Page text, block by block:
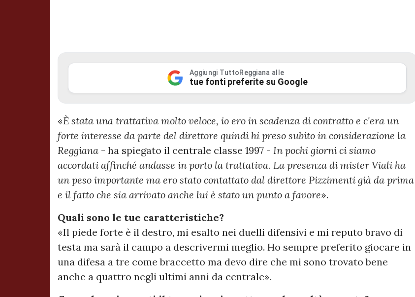
Aggiungi TuttoReggiana alle
tue fonti preferite su Google
«È stata una trattativa molto veloce, io ero in scadenza di contratto e c'era un
forte interesse da parte del direttore quindi hi preso subito in considerazione la
Reggiana - ha spiegato il centrale classe 1997 - In pochi giorni ci siamo
accordati affinché andasse in porto la trattativa. La presenza di mister Viali ha
un peso importante ma ero stato contattato dal direttore Pizzimenti già da prima
e il fatto che sia arrivato anche lui è stato un punto a favore».
Quali sono le tue caratteristiche?
«Il piede forte è il destro, mi esalto nei duelli difensivi e mi reputo bravo di
testa ma sarà il campo a descrivermi meglio. Ho sempre preferito giocare in
una difesa a tre come braccetto ma devo dire che mi sono trovato bene
anche a quattro negli ultimi anni da centrale».